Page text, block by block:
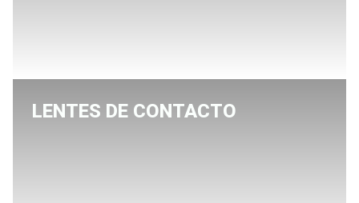
LENTES DE CONTACTO